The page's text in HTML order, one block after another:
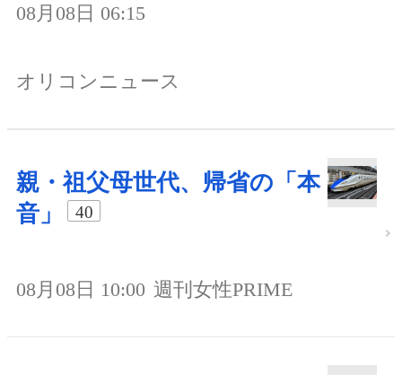
08月08日 06:15
オリコンニュース
親・祖父母世代、帰省の「本
音」
40
08月08日 10:00 週刊女性PRIME